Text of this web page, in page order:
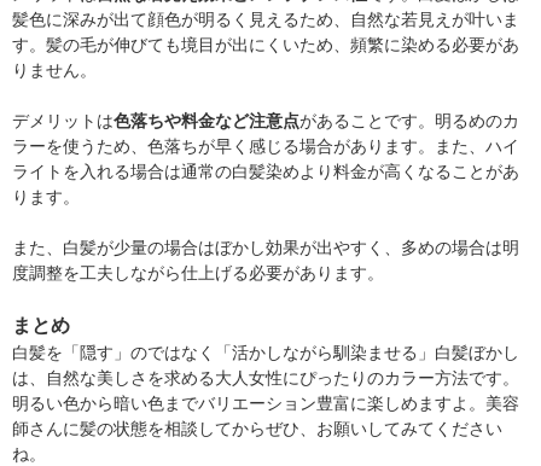
髪色に深みが出て顔色が明るく見えるため、自然な若見えが叶いま
す。髪の毛が伸びても境目が出にくいため、頻繁に染める必要があ
りません。
デメリットは色落ちや料金など注意点があることです。明るめのカ
ラーを使うため、色落ちが早く感じる場合があります。また、ハイ
ライトを入れる場合は通常の白髪染めより料金が高くなることがあ
ります。
また、白髪が少量の場合はぼかし効果が出やすく、多めの場合は明
度調整を工夫しながら仕上げる必要があります。
まとめ
白髪を「隠す」のではなく「活かしながら馴染ませる」白髪ぼかし
は、自然な美しさを求める大人女性にぴったりのカラー方法です。
明るい色から暗い色までバリエーション豊富に楽しめますよ。美容
師さんに髪の状態を相談してからぜひ、お願いしてみてください
ね。